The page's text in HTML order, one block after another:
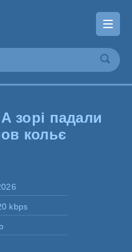
зорі падали
кольє
kbps